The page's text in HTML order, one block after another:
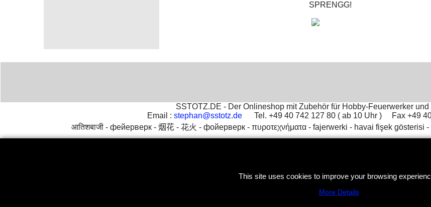
SPRENGG!
SSTOTZ.DE - Der Onlineshop mit Zubehör für Hobby-Feuerwerker
Email : stephan@sstotz.de Tel. +49 40 742 127 80 ( ab 10 Uhr ) Fax +49
आतिशबाजी - фейерверк - 烟花 - 花火 - фойерверк - πυροτεχνήματα - fajerwerki - havai fişek gösterisi -
This site uses cookies to improve your browsing
More Details